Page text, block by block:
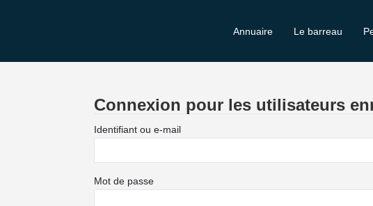
Annuaire Le barreau
Connexion pour les utilisateurs
Identifiant ou e-mail
Mot de passe